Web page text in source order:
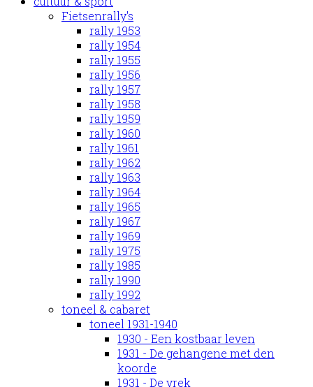
Fietsenrally's
rally 1953
rally 1954
rally 1955
rally 1956
rally 1957
rally 1958
rally 1959
rally 1960
rally 1961
rally 1962
rally 1963
rally 1964
rally 1965
rally 1967
rally 1969
rally 1975
rally 1985
rally 1990
rally 1992
toneel & cabaret
toneel 1931-1940
1930 - Een kostbaar leven
1931 - De gehangene met den
koorde
1931 - De vrek